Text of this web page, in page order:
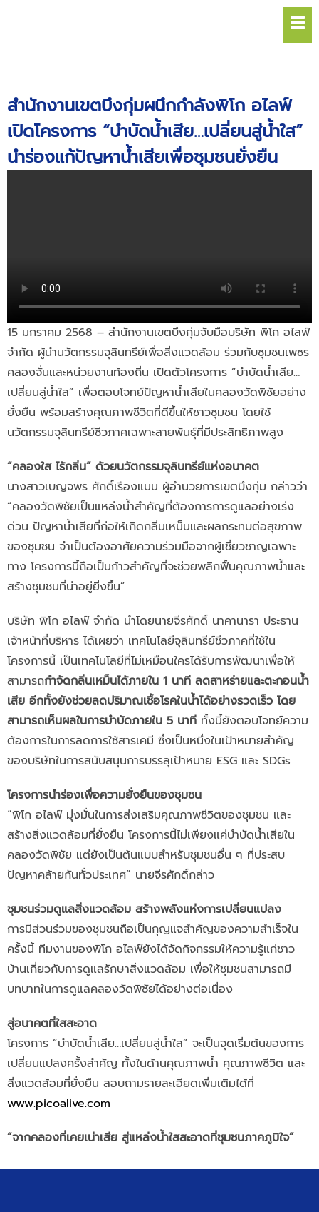
สำนักงานเขตบึงกุ่มผนึกกำลังพิโก อไลฟ์
เปิดโครงการ “บำบัดน้ำเสีย…เปลี่ยนสู่น้ำใส”
นำร่องแก้ปัญหาน้ำเสียเพื่อชุมชนยั่งยืน
15 มกราคม 2568 – สำนักงานเขตบึงกุ่มจับมือบริษัท พิโก อไลฟ์
จำกัด ผู้นำนวัตกรรมจุลินทรีย์เพื่อสิ่งแวดล้อม ร่วมกับชุมชนเพชร
คลองจั่นและหน่วยงานท้องถิ่น เปิดตัวโครงการ “บำบัดน้ำเสีย…
เปลี่ยนสู่น้ำใส” เพื่อตอบโจทย์ปัญหาน้ำเสียในคลองวัดพิชัยอย่าง
ยั่งยืน พร้อมสร้างคุณภาพชีวิตที่ดีขึ้นให้ชาวชุมชน โดยใช้
นวัตกรรมจุลินทรีย์ชีวภาคเฉพาะสายพันธุ์ที่มีประสิทธิภาพสูง
“คลองใส ไร้กลิ่น” ด้วยนวัตกรรมจุลินทรีย์แห่งอนาคต
นางสาวเบญจพร ศักดิ์เรืองแมน ผู้อำนวยการเขตบึงกุ่ม กล่าวว่า
“คลองวัดพิชัยเป็นแหล่งน้ำสำคัญที่ต้องการการดูแลอย่างเร่ง
ด่วน ปัญหาน้ำเสียที่ก่อให้เกิดกลิ่นเหม็นและผลกระทบต่อสุขภาพ
ของชุมชน จำเป็นต้องอาศัยความร่วมมือจากผู้เชี่ยวชาญเฉพาะ
ทาง โครงการนี้ถือเป็นก้าวสำคัญที่จะช่วยพลิกฟื้นคุณภาพน้ำและ
สร้างชุมชนที่น่าอยู่ยิ่งขึ้น”
บริษัท พิโก อไลฟ์ จำกัด นำโดยนายจีรศักดิ์ นาคานารา ประธาน
เจ้าหน้าที่บริหาร ได้เผยว่า เทคโนโลยีจุลินทรีย์ชีวภาคที่ใช้ใน
โครงการนี้ เป็นเทคโนโลยีที่ไม่เหมือนใครได้รับการพัฒนาเพื่อให้
สามารถกำจัดกลิ่นเหม็นได้ภายใน 1 นาที ลดสาหร่ายและตะกอนน้ำ
เสีย อีกทั้งยังช่วยลดปริมาณเชื้อโรคในน้ำได้อย่างรวดเร็ว โดย
สามารถเห็นผลในการบำบัดภายใน 5 นาที ทั้งนี้ยังตอบโจทย์ความ
ต้องการในการลดการใช้สารเคมี ซึ่งเป็นหนึ่งในเป้าหมายสำคัญ
ของบริษัทในการสนับสนุนการบรรลุเป้าหมาย ESG และ SDGs
โครงการนำร่องเพื่อความยั่งยืนของชุมชน
“พิโก อไลฟ์ มุ่งมั่นในการส่งเสริมคุณภาพชีวิตของชุมชน และ
สร้างสิ่งแวดล้อมที่ยั่งยืน โครงการนี้ไม่เพียงแค่บำบัดน้ำเสียใน
คลองวัดพิชัย แต่ยังเป็นต้นแบบสำหรับชุมชนอื่น ๆ ที่ประสบ
ปัญหาคล้ายกันทั่วประเทศ” นายจีรศักดิ์กล่าว
ชุมชนร่วมดูแลสิ่งแวดล้อม สร้างพลังแห่งการเปลี่ยนแปลง
การมีส่วนร่วมของชุมชนถือเป็นกุญแจสำคัญของความสำเร็จใน
ครั้งนี้ ทีมงานของพิโก อไลฟ์ยังได้จัดกิจกรรมให้ความรู้แก่ชาว
บ้านเกี่ยวกับการดูแลรักษาสิ่งแวดล้อม เพื่อให้ชุมชนสามารถมี
บทบาทในการดูแลคลองวัดพิชัยได้อย่างต่อเนื่อง
สู่อนาคตที่ใสสะอาด
โครงการ “บำบัดน้ำเสีย…เปลี่ยนสู่น้ำใส” จะเป็นจุดเริ่มต้นของการ
เปลี่ยนแปลงครั้งสำคัญ ทั้งในด้านคุณภาพน้ำ คุณภาพชีวิต และ
สิ่งแวดล้อมที่ยั่งยืน สอบถามรายละเอียดเพิ่มเติมได้ที่
www.picoalive.com
“จากคลองที่เคยเน่าเสีย สู่แหล่งน้ำใสสะอาดที่ชุมชนภาคภูมิใจ”